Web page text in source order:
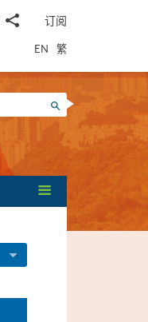
邮WhatsApp
微
信
面
书Twitter
LinkedIn
微
订阅
EN 繁
搜寻